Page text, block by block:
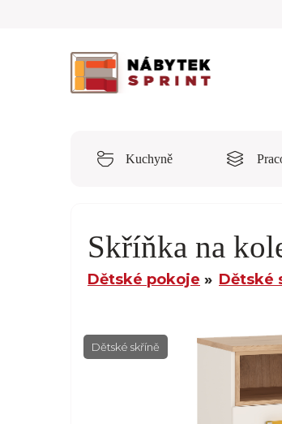
Kuchyně
Skříňka na
Dětské pokoje Dětské
Dětské skříně